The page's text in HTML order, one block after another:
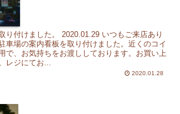
り付けました。 2020.01.29 いつもご来店あり
車場の案内看板を取り付けました。近くのコイ
で、お気持ちをお渡ししております。お買い上
レジにてお...
2020.01.28